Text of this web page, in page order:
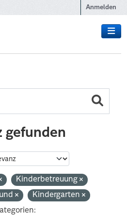
Anmelden
gefunden
Kinderbetreuung
Kindergarten